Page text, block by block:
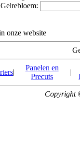
onze website
|
Panelen en
Precuts
|
Copyright